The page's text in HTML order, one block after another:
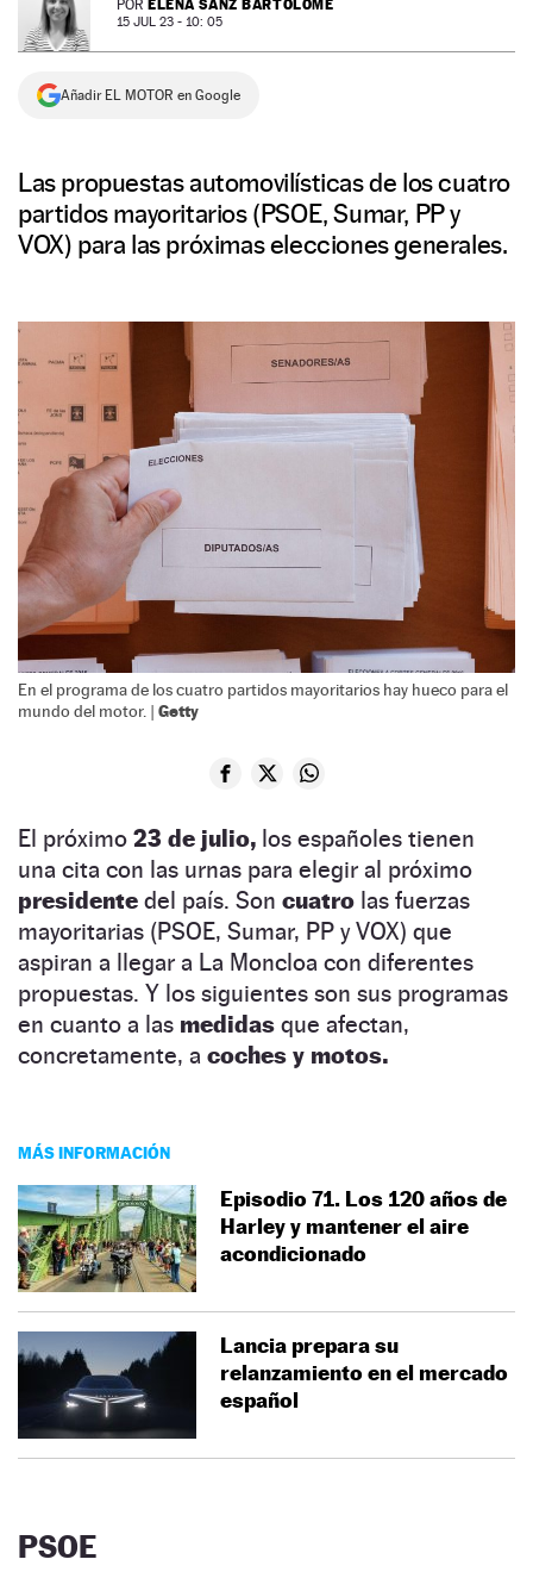
NEWSLETTER
SÍGUENOS
POR ELENA SANZ BARTOLOMÉ
15 JUL 23 - 10: 05
Añadir EL MOTOR en Google
Las propuestas automovilísticas de los cuatro
partidos mayoritarios (PSOE, Sumar, PP y
VOX) para las próximas elecciones generales.
En el programa de los cuatro partidos mayoritarios hay hueco para el
mundo del motor. | Getty
El próximo 23 de julio, los españoles tienen
una cita con las urnas para elegir al próximo
presidente del país. Son cuatro las fuerzas
mayoritarias (PSOE, Sumar, PP y VOX) que
aspiran a llegar a La Moncloa con diferentes
propuestas. Y los siguientes son sus programas
en cuanto a las medidas que afectan,
concretamente, a coches y motos.
MÁS INFORMACIÓN
Episodio 71. Los 120 años de
Harley y mantener el aire
acondicionado
Lancia prepara su
relanzamiento en el mercado
español
PSOE